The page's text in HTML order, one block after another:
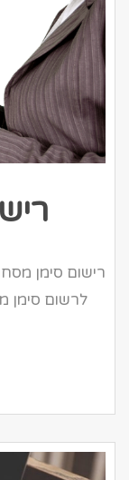
רישום סימן
לרשום סימן